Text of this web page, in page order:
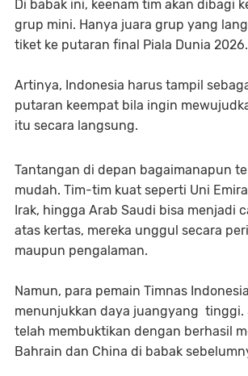
Di babak ini, keenam tim akan dibagi
grup mini. Hanya juara grup yang
tiket ke putaran final Piala Dunia 2026.
Artinya, Indonesia harus tampil
putaran keempat bila ingin
itu secara langsung.
Tantangan di depan bagaimanapun
mudah. Tim-tim kuat seperti Uni
Irak, hingga Arab Saudi bisa menjadi
atas kertas, mereka unggul secara
maupun pengalaman.
Namun, para pemain Timnas
menunjukkan daya juangyang tinggi.
telah membuktikan dengan berhasil
Bahrain dan China di babak